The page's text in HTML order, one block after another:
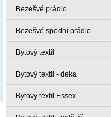
Bezešvé prádlo
Bezešvé spodní prádlo
Bytový textil
Bytový textil - deka
Bytový textil Essex